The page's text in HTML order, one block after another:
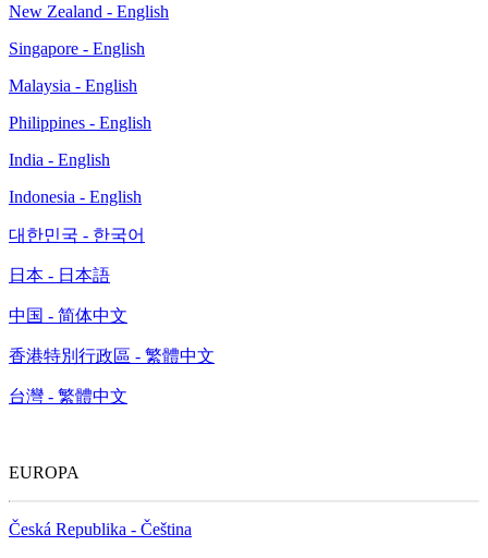
New Zealand - English
Singapore - English
Malaysia - English
Philippines - English
India - English
Indonesia - English
대한민국 - 한국어
日本 - 日本語
中国 - 简体中文
香港特別行政區 - 繁體中文
台灣 - 繁體中文
EUROPA
Česká Republika - Čeština